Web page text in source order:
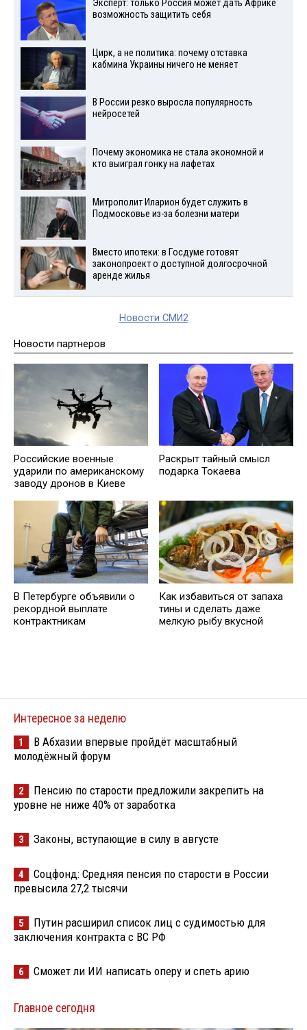
Эксперт: только Россия может дать Африке
возможность защитить себя
Цирк, а не политика: почему отставка
кабмина Украины ничего не меняет
В России резко выросла популярность
нейросетей
Почему экономика не стала экономной и
кто выиграл гонку на лафетах
Митрополит Иларион будет служить в
Подмосковье из-за болезни матери
Вместо ипотеки: в Госдуме готовят
законопроект о доступной долгосрочной
аренде жилья
Новости СМИ2
Новости партнеров
Российские военные
ударили по американскому
заводу дронов в Киеве
Раскрыт тайный смысл
подарка Токаева
В Петербурге объявили о
рекордной выплате
контрактникам
Как избавиться от запаха
тины и сделать даже
мелкую рыбу вкусной
Интересное за неделю
1
В Абхазии впервые пройдёт масштабный
молодёжный форум
2
Пенсию по старости предложили закрепить на
уровне не ниже 40% от заработка
3 Законы, вступающие в силу в августе
4
Соцфонд: Средняя пенсия по старости в России
превысила 27,2 тысячи
5
Путин расширил список лиц с судимостью для
заключения контракта с ВС РФ
6 Сможет ли ИИ написать оперу и спеть арию
Главное сегодня